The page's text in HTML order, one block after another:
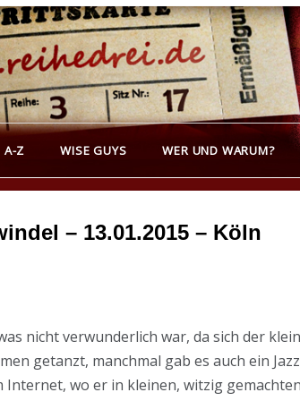
Kleinkunst
A-Z WISE GUYS WER UND WARUM?
– 13.01.2015 – Köln
nicht verwunderlich war, da sich der
getanzt, manchmal gab es auch ein
Internet, wo er in kleinen, witzig